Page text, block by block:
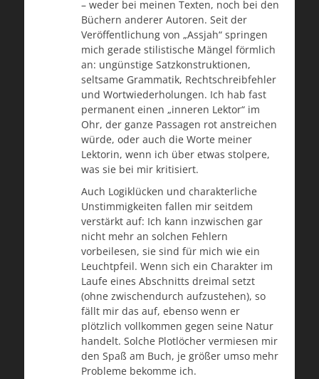
– weder bei meinen Texten, noch bei den
Büchern anderer Autoren. Seit der
Veröffentlichung von „Assjah“ springen
mich gerade stilistische Mängel förmlich
an: ungünstige Satzkonstruktionen,
seltsame Grammatik, Rechtschreibfehler
und Wortwiederholungen. Ich hab fast
permanent einen „inneren Lektor“ im
Ohr, der ganze Passagen rot anstreichen
würde, oder auch die Worte meiner
Lektorin, wenn ich über etwas stolpere,
was sie bei mir kritisiert.
Auch Logiklücken und charakterliche
Unstimmigkeiten fallen mir seitdem
verstärkt auf: Ich kann inzwischen gar
nicht mehr an solchen Fehlern
vorbeilesen, sie sind für mich wie ein
Leuchtpfeil. Wenn sich ein Charakter im
Laufe eines Abschnitts dreimal setzt
(ohne zwischendurch aufzustehen), so
fällt mir das auf, ebenso wenn er
plötzlich vollkommen gegen seine Natur
handelt. Solche Plotlöcher vermiesen mir
den Spaß am Buch, je größer umso mehr
Probleme bekomme ich.